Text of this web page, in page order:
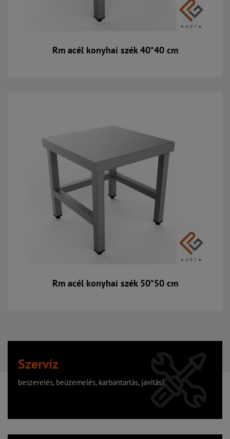
Rm acél konyhai szék 40*40 cm
Rm acél konyhai szék 50*50 cm
Szervíz
beszerelés, beüzemelés, karbantartás, javítás!